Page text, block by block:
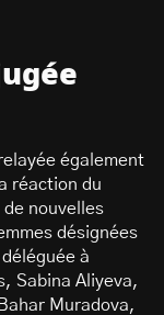
également
réaction du
nouvelles
désignées
à
Sabina Aliyeva,
Muradova,